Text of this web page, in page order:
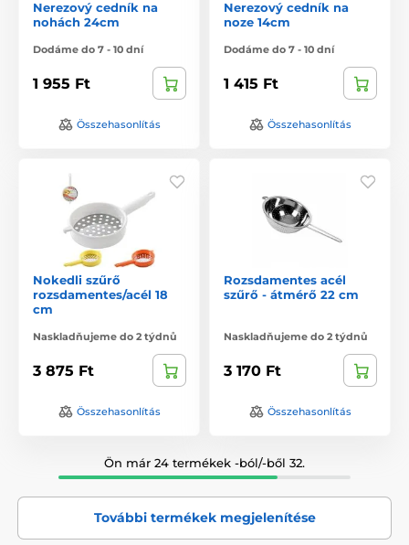
Nerezový cedník na
nohách 24cm
Dodáme do 7 - 10 dní
1 955 Ft
Összehasonlítás
Nerezový cedník na
noze 14cm
Dodáme do 7 - 10 dní
1 415 Ft
Összehasonlítás
Nokedli szűrő
rozsdamentes/acél 18
cm
Naskladňujeme do 2 týdnů
3 875 Ft
Összehasonlítás
Rozsdamentes acél
szűrő - átmérő 22 cm
Naskladňujeme do 2 týdnů
3 170 Ft
Összehasonlítás
Ön már 24 termékek -ból/-ből 32.
További termékek megjelenítése